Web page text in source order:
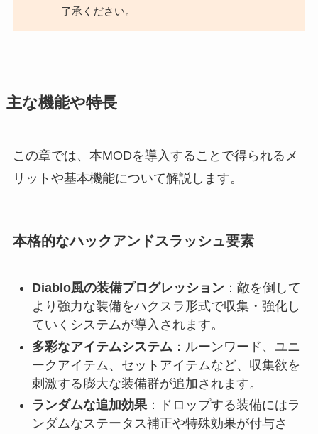
了承ください。
主な機能や特長
この章では、本MODを導入することで得られるメ
リットや基本機能について解説します。
本格的なハックアンドスラッシュ要素
Diablo風の装備プログレッション：敵を倒して
より強力な装備をハクスラ形式で収集・強化し
ていくシステムが導入されます。
多彩なアイテムシステム ：ルーンワード、ユニ
ークアイテム、セットアイテムなど、収集欲を
刺激する膨大な装備群が追加されます。
ランダムな追加効果：ドロップする装備にはラ
ンダムなステータス補正や特殊効果が付与さ